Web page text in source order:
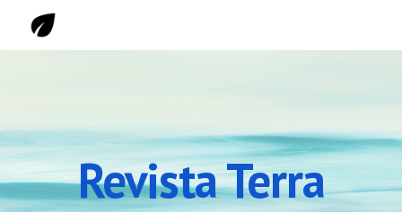
Skip to main content
Revista Terra